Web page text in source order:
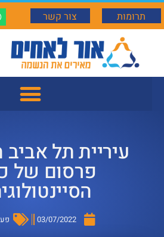
תרומות צור קשר
עיריית תל
פרסום של
03/07/2022